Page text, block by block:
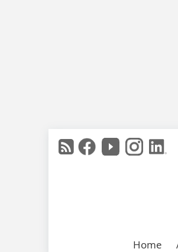
Home